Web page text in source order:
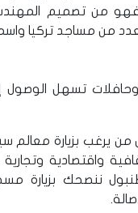
فهو من تصميم
من مساجد تركيا
تسهل الوصول
يرغب بزيارة معالم
واقتصادية
ننصحك بزيارة